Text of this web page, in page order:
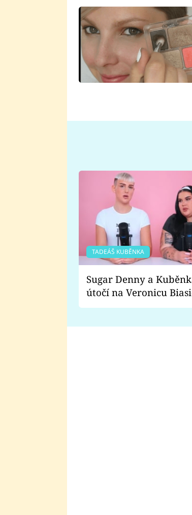
TADEÁŠ KUBĚNKA
Sugar Denny a
útočí na Veronicu
Proč je podle nich